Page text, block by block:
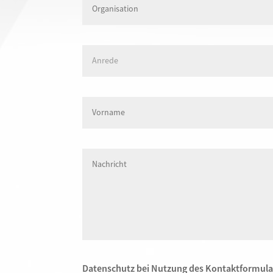
Datenschutz bei Nutzung des